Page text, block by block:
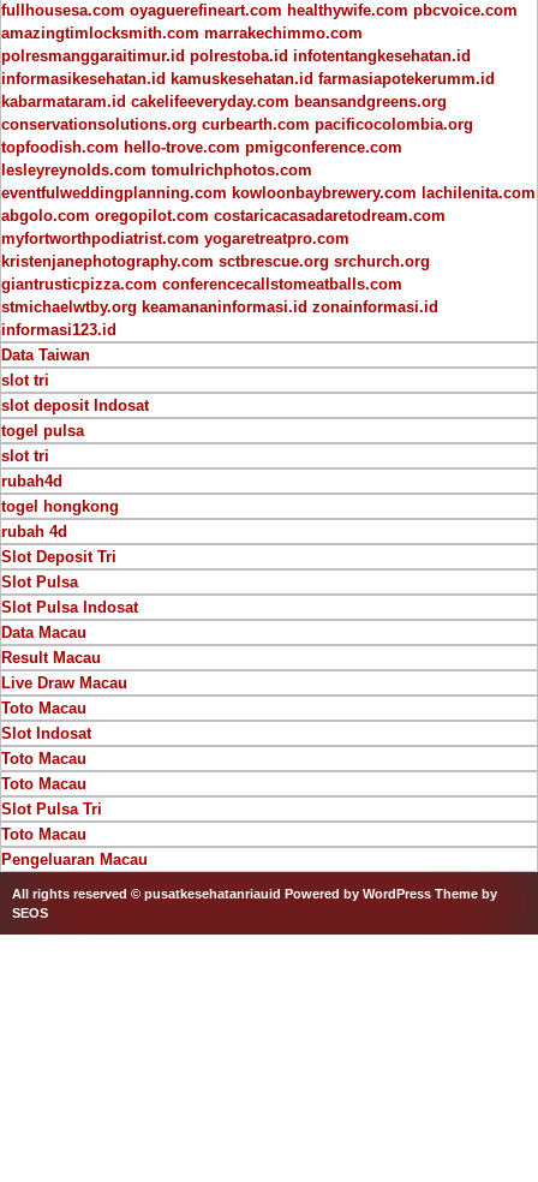
fullhousesa.com oyaguerefineart.com healthywife.com pbcvoice.com
amazingtimlocksmith.com marrakechimmo.com
polresmanggaraitimur.id polrestoba.id infotentangkesehatan.id
informasikesehatan.id kamuskesehatan.id farmasiapotekerumm.id
kabarmataram.id cakelifeeveryday.com beansandgreens.org
conservationsolutions.org curbearth.com pacificocolombia.org
topfoodish.com hello-trove.com pmigconference.com
lesleyreynolds.com tomulrichphotos.com
eventfulweddingplanning.com kowloonbaybrewery.com lachilenita.com
abgolo.com oregopilot.com costaricacasadaretodream.com
myfortworthpodiatrist.com yogaretreatpro.com
kristenjanephotography.com sctbrescue.org srchurch.org
giantrusticpizza.com conferencecallstomeatballs.com
stmichaelwtby.org keamananinformasi.id zonainformasi.id
informasi123.id
Data Taiwan
slot tri
slot deposit Indosat
togel pulsa
slot tri
rubah4d
togel hongkong
rubah 4d
Slot Deposit Tri
Slot Pulsa
Slot Pulsa Indosat
Data Macau
Result Macau
Live Draw Macau
Toto Macau
Slot Indosat
Toto Macau
Toto Macau
Slot Pulsa Tri
Toto Macau
Pengeluaran Macau
All rights reserved © pusatkesehatanriauid Powered by WordPress Theme by
SEOS